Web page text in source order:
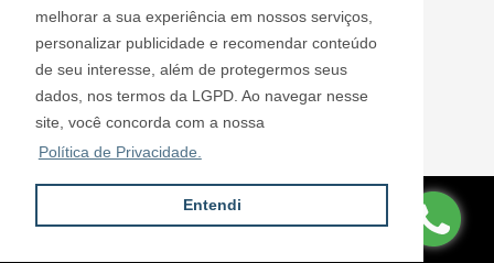
melhorar a sua experiência em nossos serviços,
personalizar publicidade e recomendar conteúdo
de seu interesse, além de protegermos seus
dados, nos termos da LGPD. Ao navegar nesse
site, você concorda com a nossa
Política de Privacidade.
Entendi
Informações de Contato
Kayatt Imóveis - 72.304
contato@kayattimoveis.com.br
+55 (11) 99200-6432
ImóvelOffice© - Todos os direitos reservados